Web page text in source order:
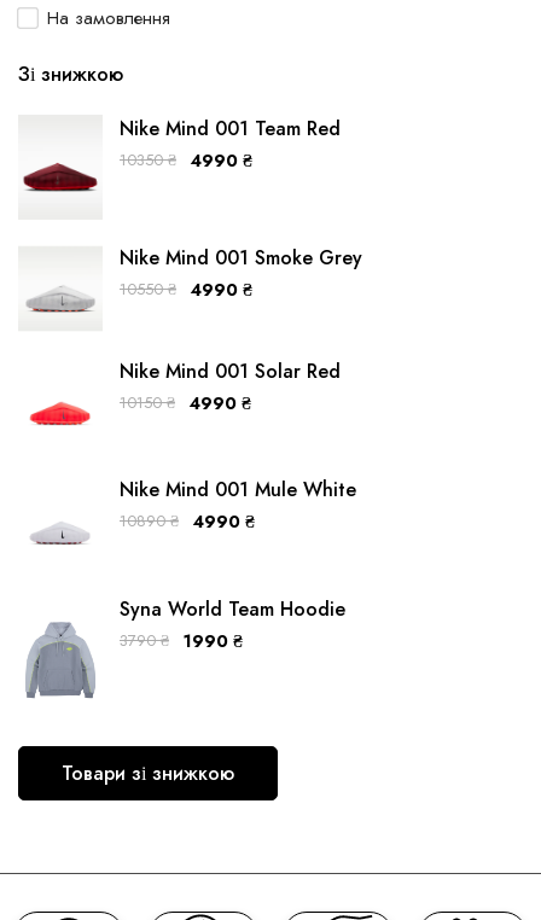
На замовлення
Зі знижкою
Nike Mind 001 Team Red
10350₴ 4990 ₴
Nike Mind 001 Smoke Grey
10550₴ 4990 ₴
Nike Mind 001 Solar Red
10150₴ 4990 ₴
Nike Mind 001 Mule White
10890₴ 4990 ₴
Syna World Team Hoodie
3790₴ 1990 ₴
Товари зі знижкою